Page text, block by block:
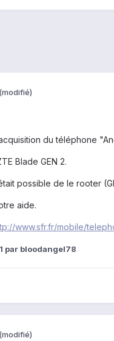
(modifié)
du téléphone
Blade GEN 2.
possible de le rooter
aide.
www.sfr.fr/mobile/
par bloodangel78
(modifié)